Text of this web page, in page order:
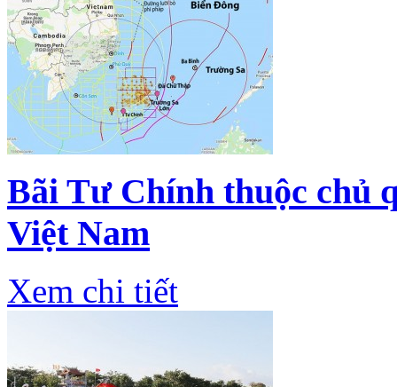
Bãi Tư Chính thuộc chủ
Việt Nam
Xem chi tiết